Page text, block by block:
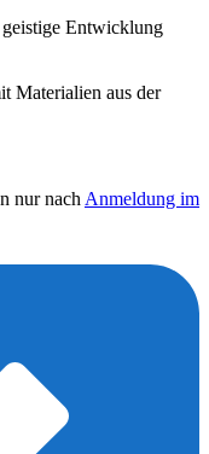
Entwicklung
Materialien aus der
nur nach Anmeldung im